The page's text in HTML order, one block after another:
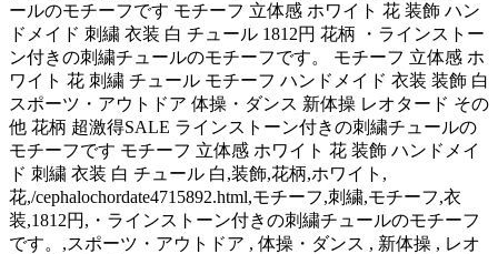
ールのモチーフです モチーフ 立体感 ホワイト 花 装飾 ハン
ドメイド 刺繍 衣装 白 チュール 1812円 花柄 ・ラインストー
ン付きの刺繍チュールのモチーフです。 モチーフ 立体感 ホ
ワイト 花 刺繍 チュール モチーフ ハンドメイド 衣装 装飾 白
スポーツ・アウトドア 体操・ダンス 新体操 レオタード その
他 花柄 超激得SALE ラインストーン付きの刺繍チュールの
モチーフです モチーフ 立体感 ホワイト 花 装飾 ハンドメイ
ド 刺繍 衣装 白 チュール 白,装飾,花柄,ホワイト,
花,/cephalochordate4715892.html,モチーフ,刺繍,モチーフ,衣
装,1812円,・ラインストーン付きの刺繍チュールのモチーフ
です。,スポーツ・アウトドア , 体操・ダンス , 新体操 , レオ